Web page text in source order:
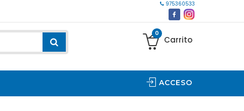
975360533
0
Carrito
ACCESO